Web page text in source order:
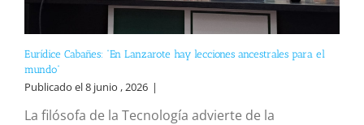
Eurídice Cabañes: “En Lanzarote hay lecciones ancestrales para el
mundo”
Publicado el 8 junio , 2026 |
La filósofa de la Tecnología advierte de la